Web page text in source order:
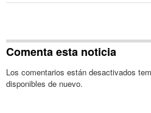
Comenta esta noticia
Los comentarios están desactivados
disponibles de nuevo.